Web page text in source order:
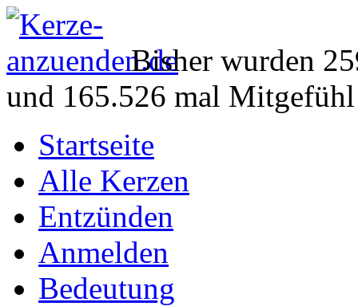
Bisher wurden
und 165.526 mal
Startseite
Alle Kerzen
Entzünden
Anmelden
Bedeutung